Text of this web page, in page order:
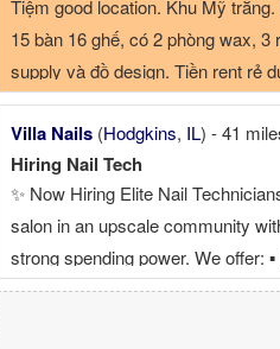
Tiệm good location. Khu Mỹ
15 bàn 16 ghế, có 2 phòng wax,
supply và đồ design. Tiền rent rẻ
bao gồm Cam). Giá bán $180K( ...
Villa Nails (Hodgkins, IL) - 41
Hiring Nail Tech
✨ Now Hiring Elite Nail
salon in an upscale community
strong spending power. We offer:
excellent tips ▪ No cleaning duties